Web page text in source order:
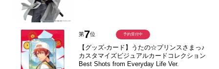
第7位
【グッズ-カード】うたの☆プリンスさまっ♪
カスタマイズビジュアルカードコレクション
Best Shots from Everyday Life Ver.
予約受付中